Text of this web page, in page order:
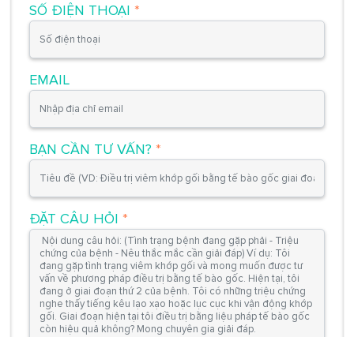
SỐ ĐIỆN THOẠI *
EMAIL
BẠN CẦN TƯ VẤN? *
ĐẶT CÂU HỎI *